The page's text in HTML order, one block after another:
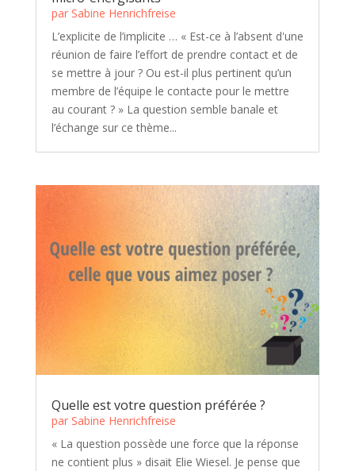
par Sabine Henrichfreise
L’explicite de l’implicite … « Est-ce à l’absent d'une
réunion de faire l’effort de prendre contact et de
se mettre à jour ? Ou est-il plus pertinent qu’un
membre de l’équipe le contacte pour le mettre
au courant ? » La question semble banale et
l’échange sur ce thème...
Quelle est votre question préférée ?
par Sabine Henrichfreise
« La question possède une force que la réponse
ne contient plus » disait Elie Wiesel. Je pense que